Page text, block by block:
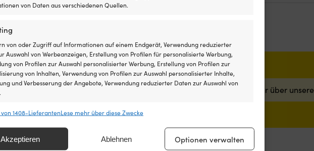
von Daten aus verschiedenen Quellen.
von oder Zugriff auf Informationen auf einem Endgerät, Verwendung reduzierter
Auswahl von Werbeanzeigen, Erstellung von Profilen für personalisierte Werbung,
von Profilen zur Auswahl personalisierter Werbung, Erstellung von Profilen zur
von Inhalten, Verwendung von Profilen zur Auswahl personalisierter Inhalte,
und Verbesserung der Angebote, Verwendung reduzierter Daten zur Auswahl von
und Kombination von Daten aus unterschiedlichen Quellen,
verschiedener Endgeräte, Identifikation von Endgeräten anhand
1408-LieferantenLese mehr über diese Zwecke
Akzeptieren Ablehnen Optionen verwalten
ganz einfach: Wir gleichen die Preise aller Shops
– findest du den Artikel innerhalb von 14 Tagen bei
Nachhinein an. Keine komplizierten Bedingungen.
Mehr über